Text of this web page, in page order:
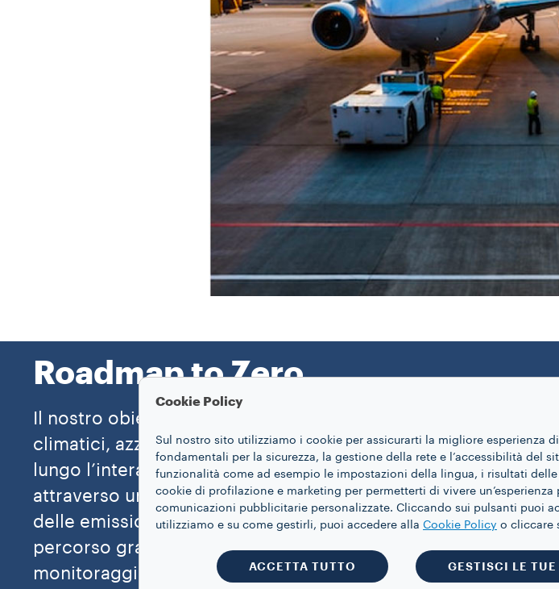
Roadmap to Zero
Il nostro obiettivo è contribuire alla lotta ai cambiamenti
climatici, azzerando le emissioni di carbonio generate
lungo l’intera catena di valore del Gruppo Lavazza
attraverso una strategia di riduzione e compensazione
delle emissioni: la “Roadmap to Zero”. Si tratta di un
percorso graduale che prevede innanzitutto azioni di
monitoraggio e quantificazione delle emissioni, quindi di
Cookie Policy
Sul nostro sito utilizziamo i cookie per assicurarti la migliore esperienza
fondamentali per la sicurezza, la gestione della rete e l’accessibilità del
funzionalità come ad esempio le impostazioni della lingua, i risultati
cookie di profilazione e marketing per permetterti di vivere
comunicazioni pubblicitarie personalizzate. Cliccando sui pulsanti puoi
utilizziamo e su come gestirli, puoi accedere alla Cookie Policy o cliccare
ACCETTA TUTTO GESTISCI LE TUE